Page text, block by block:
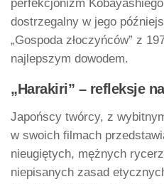
perfekcjonizm
dostrzegalny w jego
„Gospoda złoczyńców” z
najlepszym dowodem.
„Harakiri” – refleksje
Japońscy twórcy, z
w swoich filmach
nieugiętych, mężnych
niepisanych zasad